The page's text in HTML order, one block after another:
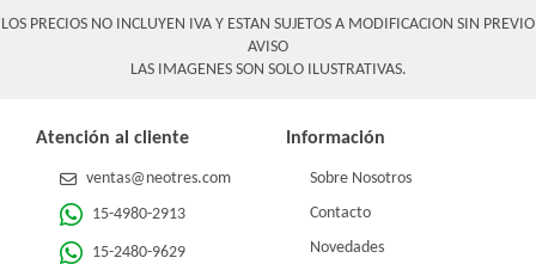
LOS PRECIOS NO INCLUYEN IVA Y ESTAN SUJETOS A MODIFICACION SIN PREVIO
AVISO
LAS IMAGENES SON SOLO ILUSTRATIVAS.
Atención al cliente
ventas@neotres.com
15-4980-2913
15-2480-9629
Información
Sobre Nosotros
Contacto
Novedades